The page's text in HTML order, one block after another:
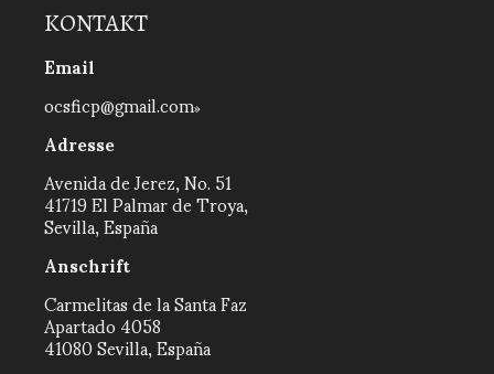
KONTAKT
Email
ocsficp@gmail.com
Adresse
Avenida de Jerez, No. 51
41719 El Palmar de Troya,
Sevilla, España
Anschrift
Carmelitas de la Santa Faz
Apartado 4058
41080 Sevilla, España